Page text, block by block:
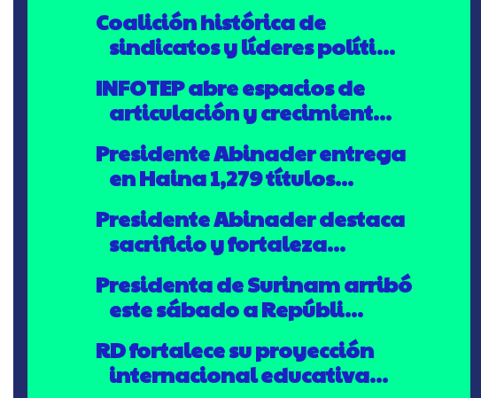
Coalición histórica de
sindicatos y líderes políti...
INFOTEP abre espacios de
articulación y crecimient...
Presidente Abinader entrega
en Haina 1,279 títulos...
Presidente Abinader destaca
sacrificio y fortaleza...
Presidenta de Surinam arribó
este sábado a Repúbli...
RD fortalece su proyección
internacional educativa...